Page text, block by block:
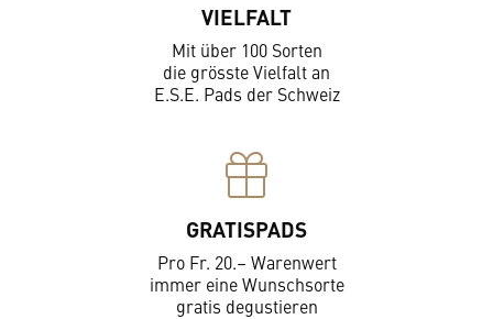
VIELFALT
Mit über 100 Sorten
die grösste Vielfalt an
E.S.E. Pads der Schweiz
GRATISPADS
Pro Fr. 20.– Warenwert
immer eine Wunschsorte
gratis degustieren